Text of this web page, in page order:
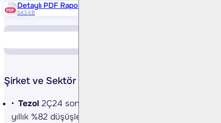
Detaylı PDF Raporu
543 KB
Şirket ve Sektör Haberleri
Tezol 2Ç24 sonuçları… Şirketin 2Ç24 net kârı
yıllık %82 düşüşle 71,5mn TL’ye geriledi. 2Ç24’te